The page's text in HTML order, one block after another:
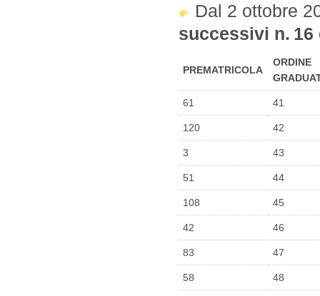
Dal 2 ottobre
successivi n.
PREMATRICOLA
ORDINE
61 41
120 42
3 43
51 44
108 45
42 46
83 47
58 48